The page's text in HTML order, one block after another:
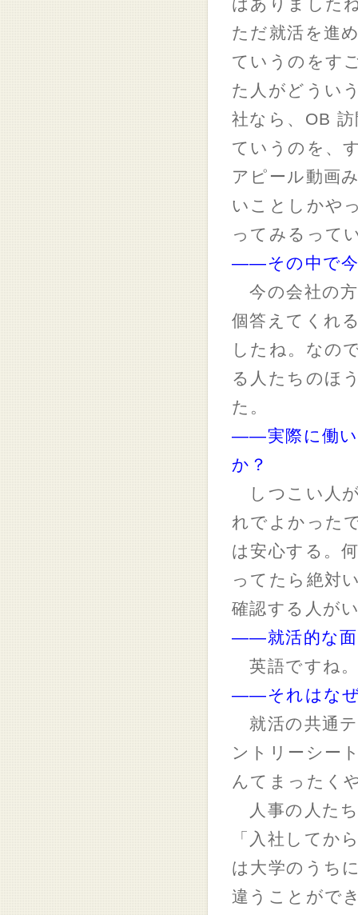
はありました
ただ就活を進
ていうのをす
た人がどうい
社なら、OB
ていうのを、
アピール動画
いことしかや
ってみるって
――その中で今
今の会社の
個答えてくれ
したね。なの
る人たちのほ
た。
――実際に働い
か？
しつこい人
れでよかった
は安心する。
ってたら絶対
確認する人が
――就活的な面
英語ですね
――それはなぜ
就活の共通
ントリーシー
んてまったく
人事の人た
「入社してか
は大学のうち
違うことがで